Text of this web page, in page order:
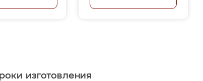
изготовления